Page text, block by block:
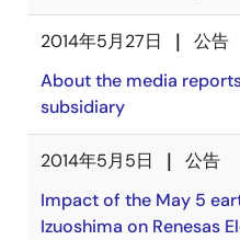
2014年5月27日
公告
About the media
subsidiary
2014年5月5日
公告
Impact of the May 5
Izuoshima on Renesas